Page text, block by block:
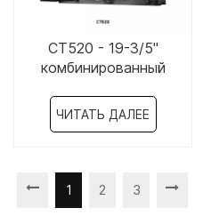
CT520 - 19-3/5"
комбинированный
станок
ЧИТАТЬ ДАЛЕЕ
1 2 3